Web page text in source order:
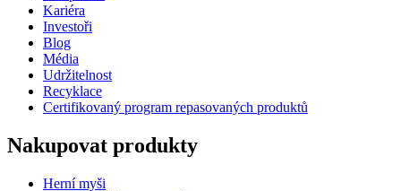
Kariéra
Investoři
Blog
Média
Udržitelnost
Recyklace
Certifikovaný program repasovaných produktů
Nakupovat produkty
Herní myši